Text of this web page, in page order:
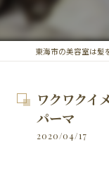
ワクワクイ
パーマ
2020/04/17